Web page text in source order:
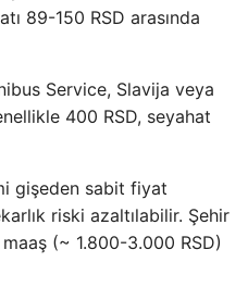
89-150 RSD arasında
Service, Slavija veya
400 RSD, seyahat
gişeden sabit fiyat
riski azaltılabilir. Şehir
(~ 1.800-3.000 RSD)